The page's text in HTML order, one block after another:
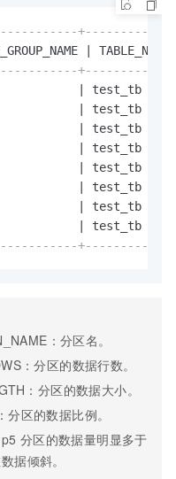
TABLE_NAME
：分区名。
：分区的数据行数。
：分区的数据大小。
分区的数据比例。
分区的数据量明显多于
据倾斜。